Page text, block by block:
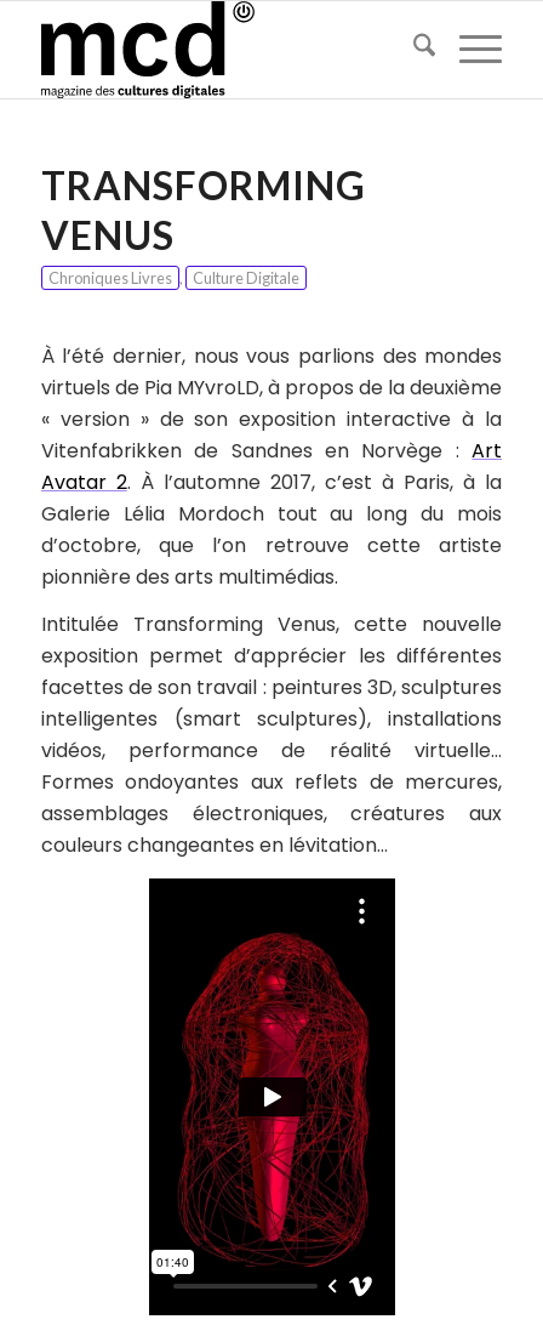
TRANSFORMING
VENUS
Chroniques Livres , Culture Digitale
À l’été dernier, nous vous parlions des mondes
virtuels de Pia MYvroLD, à propos de la deuxième
« version » de son exposition interactive à la
Vitenfabrikken de Sandnes en Norvège :Art
Avatar 2. À l’automne 2017, c’est à Paris, à la
Galerie Lélia Mordoch tout au long du mois
d’octobre, que l’on retrouve cette artiste
pionnière des arts multimédias.
Intitulée Transforming Venus, cette nouvelle
exposition permet d’apprécier les différentes
facettes de son travail : peintures 3D, sculptures
intelligentes (smart sculptures), installations
vidéos, performance de réalité virtuelle…
Formes ondoyantes aux reflets de mercures,
assemblages électroniques, créatures aux
couleurs changeantes en lévitation…